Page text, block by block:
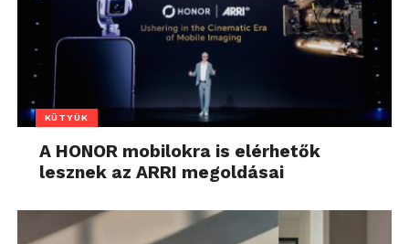
KÜTYÜK
A HONOR mobilokra is elérhetők
lesznek az ARRI megoldásai